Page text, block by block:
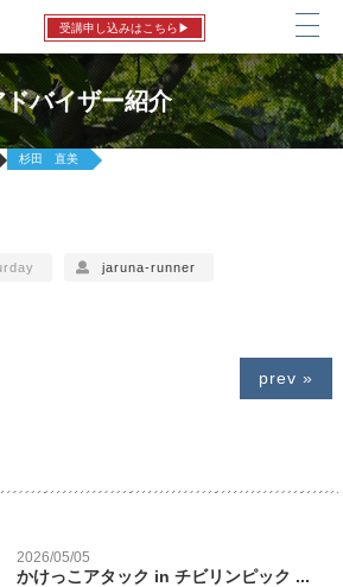
受講申し込みはこちら▶
ドバイザー紹介
杉田 直美
jaruna-runner
prev »
2026/05/05
かけっこアタック in チビリンピック ...